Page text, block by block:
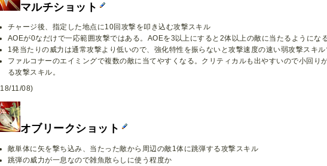
マルチショット
チャージ後、指定した地点に10回攻撃を叩き込む攻撃スキル
AOEが0なだけで一応範囲攻撃ではある。AOEを3以上にすると2体以上の敵に当たるようにな
1発当たりの威力は通常攻撃より低いので、強化特性を振らないと攻撃速度の速い弱攻撃スキル
ファルコナーのエイミングで複数の敵に当てやすくなる。クリティカルも出やすいので小回り
る攻撃スキル。
11/08)
オブリークショット
敵単体に矢を撃ち込み、当たった敵から周辺の敵1体に跳弾する攻撃スキル
跳弾の威力が一息なので雑魚散らしに使う程度か